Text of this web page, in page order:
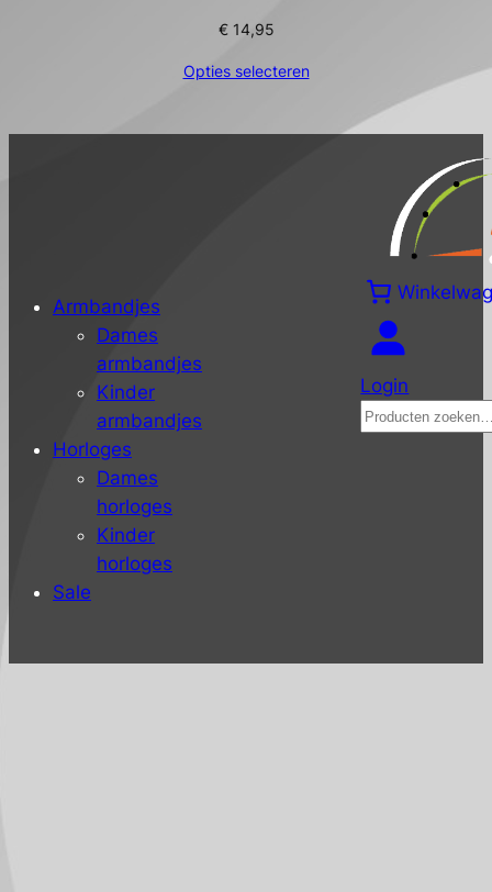
€14,95
Opties selecteren
Armbandjes
Dames
armbandjes
Kinder
armbandjes
Horloges
Dames
horloges
Kinder
horloges
Sale
Login
Zoeken